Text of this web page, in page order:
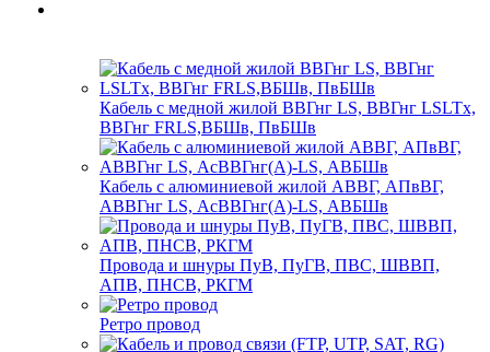
Кабель с медной жилой ВВГнг LS, ВВГнг LSLTx,
ВВГнг FRLS,ВБШв, ПвБШв
Кабель с алюминиевой жилой АВВГ, АПвВГ,
АВВГнг LS, АсВВГнг(А)-LS, АВБШв
Провода и шнуры ПуВ, ПуГВ, ПВС, ШВВП,
АПВ, ПНСВ, РКГМ
Ретро провод